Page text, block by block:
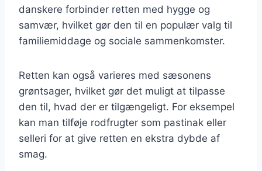
danskere forbinder retten med hygge og
samvær, hvilket gør den til en populær valg til
familiemiddage og sociale sammenkomster.
Retten kan også varieres med sæsonens
grøntsager, hvilket gør det muligt at tilpasse
den til, hvad der er tilgængeligt. For eksempel
kan man tilføje rodfrugter som pastinak eller
selleri for at give retten en ekstra dybde af
smag.